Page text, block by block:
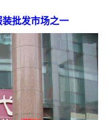
批发市场之一